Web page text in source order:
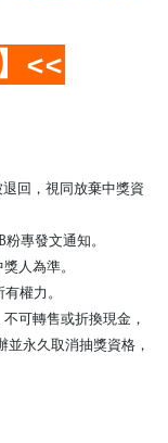
<<
回，視同放棄中獎資
專發文通知。
人為準。
權力。
可轉售或折換現金，
永久取消抽獎資格，